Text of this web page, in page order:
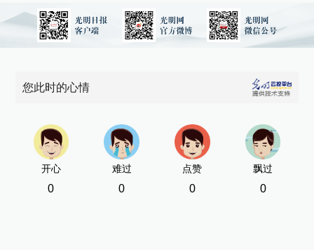
您此时的心情
开心
0
难过
0
点赞
0
飘过
0